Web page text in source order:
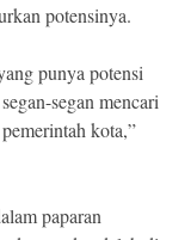
potensinya.
punya potensi
segan mencari
kota,”
paparan